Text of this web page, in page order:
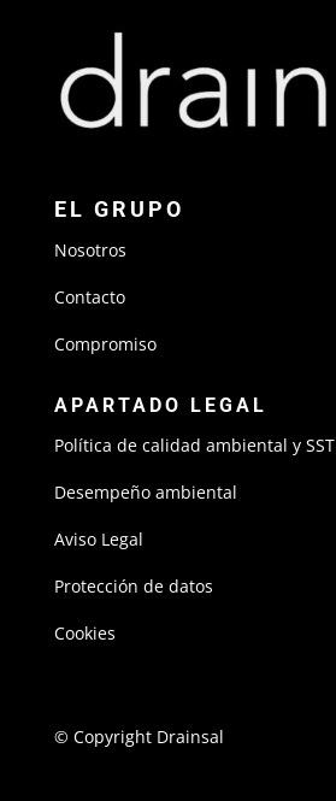
EL GRUPO
Nosotros
Contacto
Compromiso
APARTADO LEGAL
Política de calidad ambiental y SST
Desempeño ambiental
Aviso Legal
Protección de datos
Cookies
© Copyright Drainsal